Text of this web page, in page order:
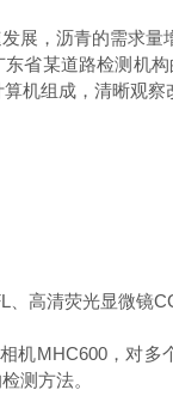
展，沥青的需求
省某道路检测机
机组成，清晰观
、高清荧光显微镜
机MHC600，对
测方法。